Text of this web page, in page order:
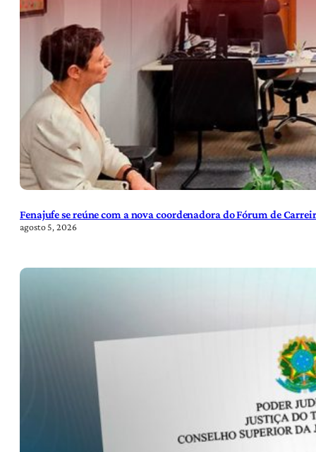
Fenajufe se reúne com a nova coordenadora do Fórum de
agosto 5, 2026